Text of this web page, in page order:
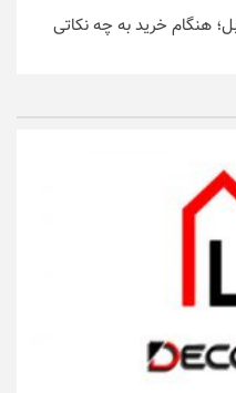
هنگام خرید به چه نکاتی